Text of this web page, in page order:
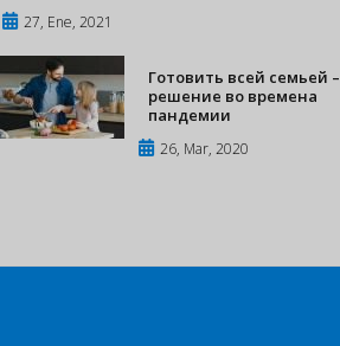
27, Ene, 2021
Готовить всей семьей –
решение во времена
пандемии
26, Mar, 2020